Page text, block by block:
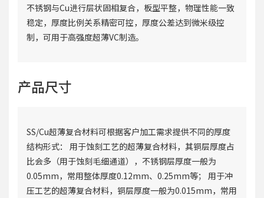
不锈钢与Cu进行层状固相复合，板型平整，物理性能一致
稳定，厚度比例关系精密可控，厚度公差达到微米级控
制，可用于高强度超薄VC制造。
产品尺寸
SS/Cu超薄复合材料可根据客户加工需求提供不同的厚度
结构形式： 用于蚀刻工艺的超薄复合材料，其铜层厚度占
比会多（用于蚀刻毛细通道），不锈钢层厚度一般为
0.05mm，常用整体厚度0.12mm、0.25mm等； 用于冲
压工艺的超薄复合材料，铜层厚度一般为0.015mm，常用